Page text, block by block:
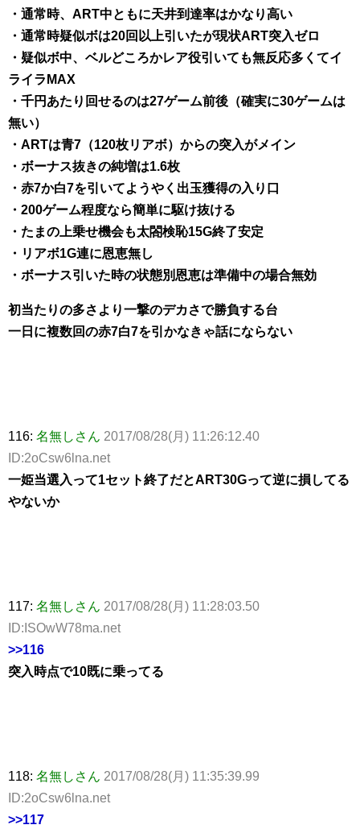
・通常時、ART中ともに天井到達率はかなり高い
・通常時疑似ボは20回以上引いたが現状ART突入ゼロ
・疑似ボ中、ベルどころかレア役引いても無反応多くてイ
ライラMAX
・千円あたり回せるのは27ゲーム前後（確実に30ゲームは
無い）
・ARTは青7（120枚リアボ）からの突入がメイン
・ボーナス抜きの純増は1.6枚
・赤7か白7を引いてようやく出玉獲得の入り口
・200ゲーム程度なら簡単に駆け抜ける
・たまの上乗せ機会も太閤検恥15G終了安定
・リアボ1G連に恩恵無し
・ボーナス引いた時の状態別恩恵は準備中の場合無効
初当たりの多さより一撃のデカさで勝負する台
一日に複数回の赤7白7を引かなきゃ話にならない
116: 名無しさん 2017/08/28(月) 11:26:12.40
ID:2oCsw6lna.net
一姫当選入って1セット終了だとART30Gって逆に損してる
やないか
117: 名無しさん 2017/08/28(月) 11:28:03.50
ID:ISOwW78ma.net
>>116
突入時点で10既に乗ってる
118: 名無しさん 2017/08/28(月) 11:35:39.99
ID:2oCsw6lna.net
>>117